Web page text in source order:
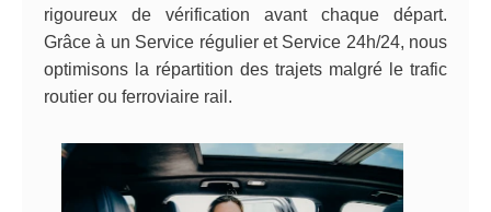
rigoureux de vérification avant chaque départ.
Grâce à un Service régulier et Service 24h/24, nous
optimisons la répartition des trajets malgré le trafic
routier ou ferroviaire rail.